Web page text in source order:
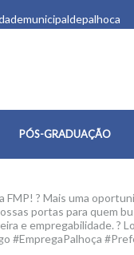
PÓS-GRADUAÇÃO
FMP! ? Mais uma
portas para
e empregabilidade. ?
#EmpregaPalhoça